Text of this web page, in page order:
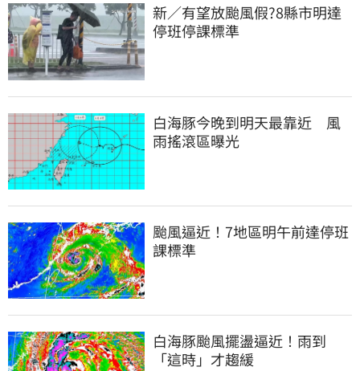
新／有望放颱風假?8縣市明達
停班停課標準
白海豚今晚到明天最靠近　風
雨搖滾區曝光
颱風逼近！7地區明午前達停班
課標準
白海豚颱風擺盪逼近！雨到
「這時」才趨緩